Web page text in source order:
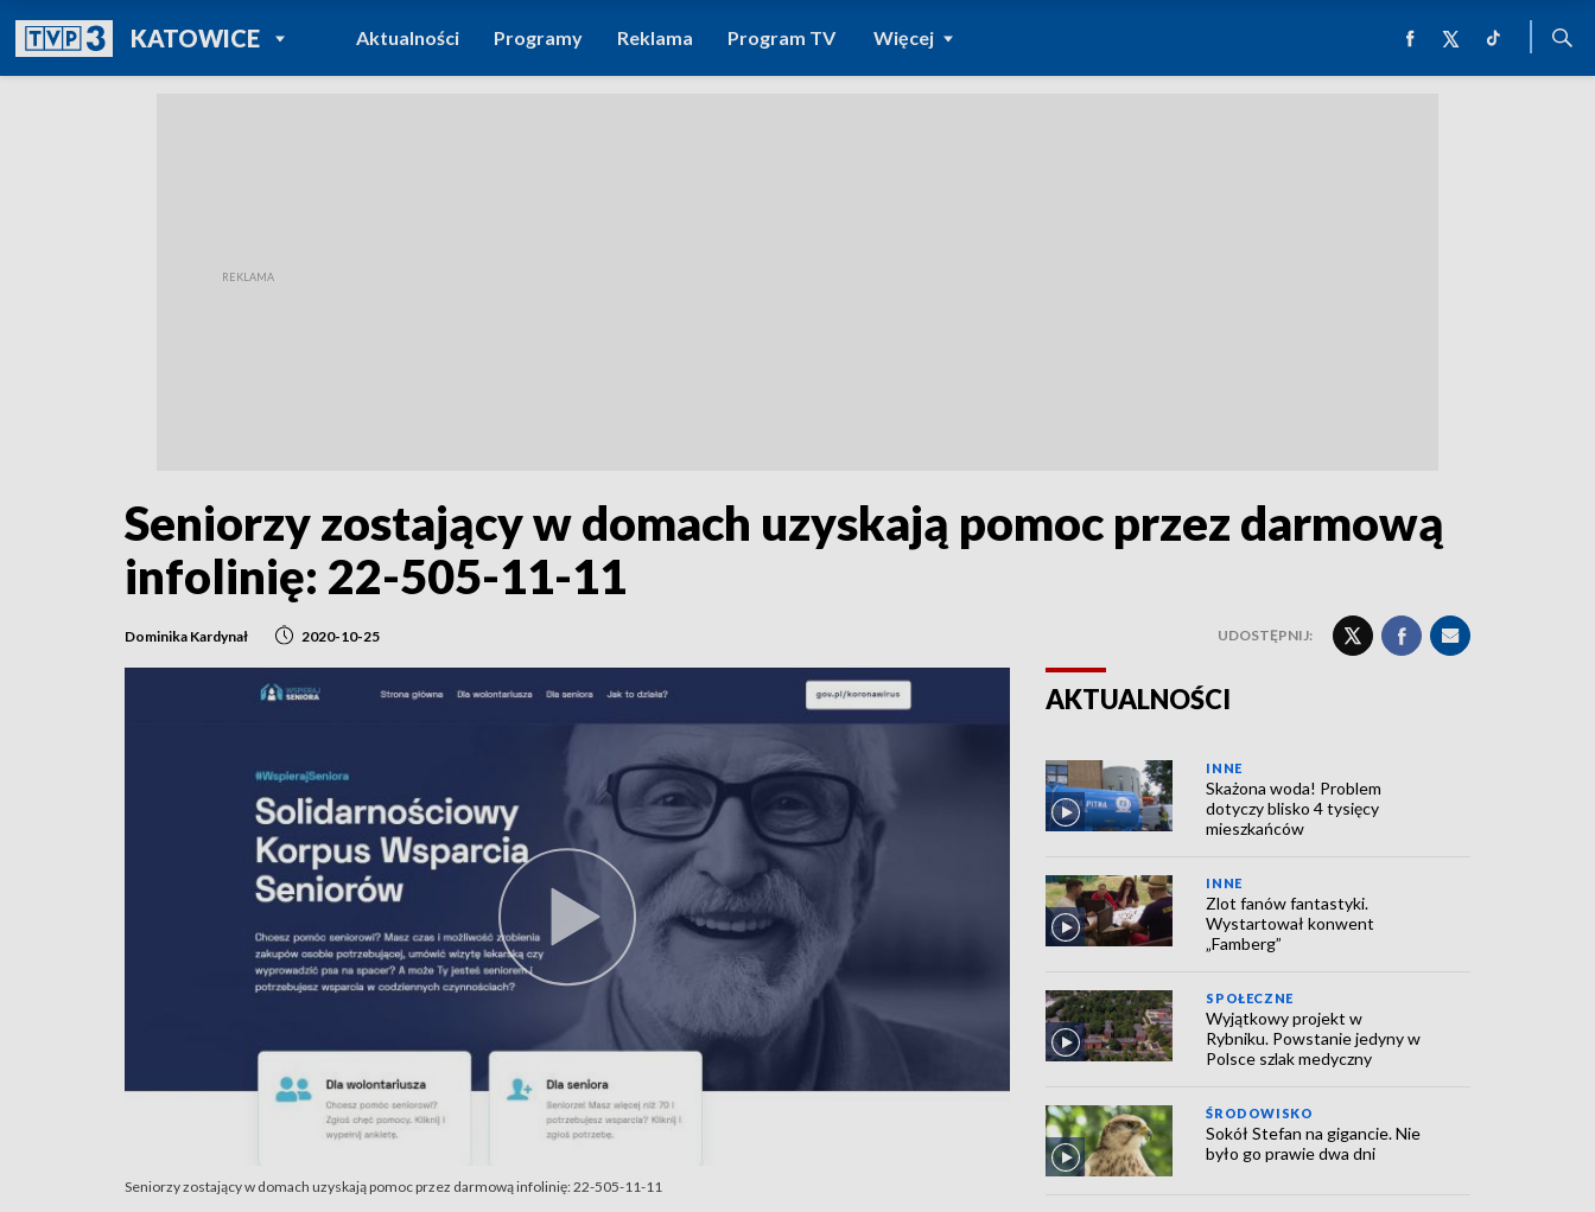
KATOWICEPOWRÓT DO
TVP REGIONY
Aktualności Programy Reklama Program TV Więcej
Seniorzy zostający w domach uzyskają pomoc przez darmową
infolinię: 22-505-11-11
Dominika Kardynał 2020-10-25 UDOSTĘPNIJ:
Seniorzy zostający w domach uzyskają pomoc przez darmową infolinię: 22-505-11-11
AKTUALNOŚCI
INNE
Skażona woda! Problem
dotyczy blisko 4 tysięcy
mieszkańców
INNE
Zlot fanów fantastyki.
Wystartował konwent
„Famberg”
SPOŁECZNE
Wyjątkowy projekt w
Rybniku. Powstanie jedyny w
Polsce szlak medyczny
ŚRODOWISKO
Sokół Stefan na gigancie. Nie
było go prawie dwa dni